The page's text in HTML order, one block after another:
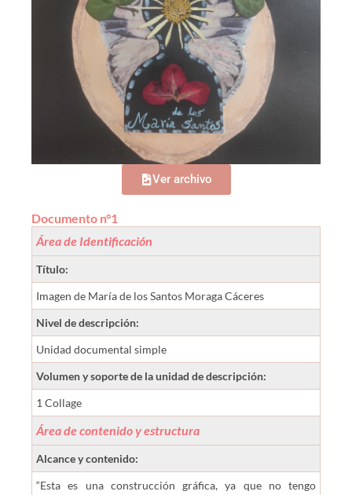
Ver archivo
Documento n°1
Área de Identificación
Título:
Imagen de María de los Santos Moraga Cáceres
Nivel de descripción:
Unidad documental simple
Volumen y soporte de la unidad de descripción:
1 Collage
Área de contenido y estructura
Alcance y contenido:
“Esta es una construcción gráfica, ya que no tengo